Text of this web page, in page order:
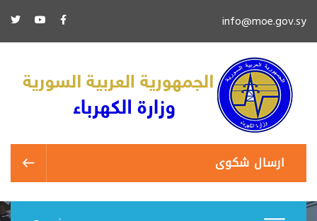
info@moe.gov.sy
ارسال شكوى